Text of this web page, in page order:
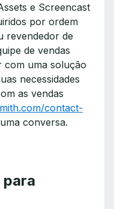
e Screencast
por ordem
revendedor de
de vendas
com uma solução
necessidades
as vendas
contact-
conversa.